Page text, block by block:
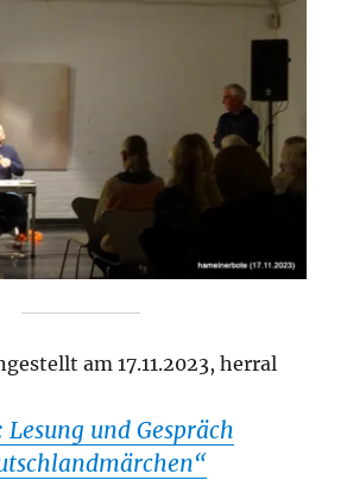
am 17.11.2023, herral
und Gespräch